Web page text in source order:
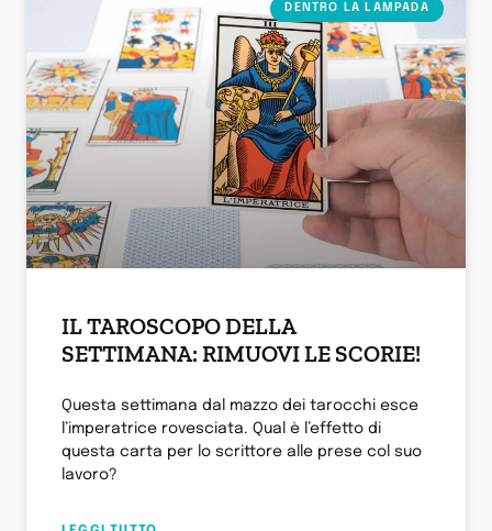
DENTRO LA LAMPADA
IL TAROSCOPO DELLA
SETTIMANA: RIMUOVI LE SCORIE!
Questa settimana dal mazzo dei tarocchi esce
l’imperatrice rovesciata. Qual è l’effetto di
questa carta per lo scrittore alle prese col suo
lavoro?